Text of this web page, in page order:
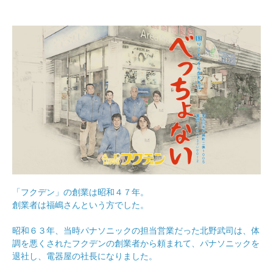
「フクデン」の創業は昭和４７年。
創業者は福嶋さんという方でした。
昭和６３年、当時パナソニックの担当営業だった北野武司は、体
調を悪くされたフクデンの創業者から頼まれて、パナソニックを
退社し、電器屋の社長になりました。